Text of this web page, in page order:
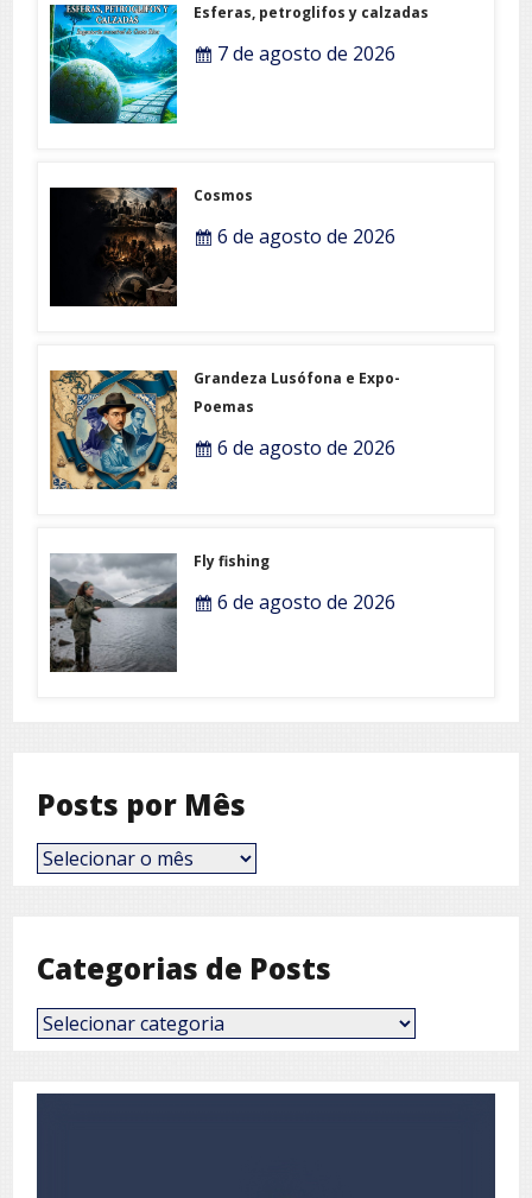
Esferas, petroglifos y calzadas
7 de agosto de 2026
Cosmos
6 de agosto de 2026
Grandeza Lusófona e Expo-
Poemas
6 de agosto de 2026
Fly fishing
6 de agosto de 2026
Posts por Mês
Posts
por
Categorias de Posts
Categorias
de